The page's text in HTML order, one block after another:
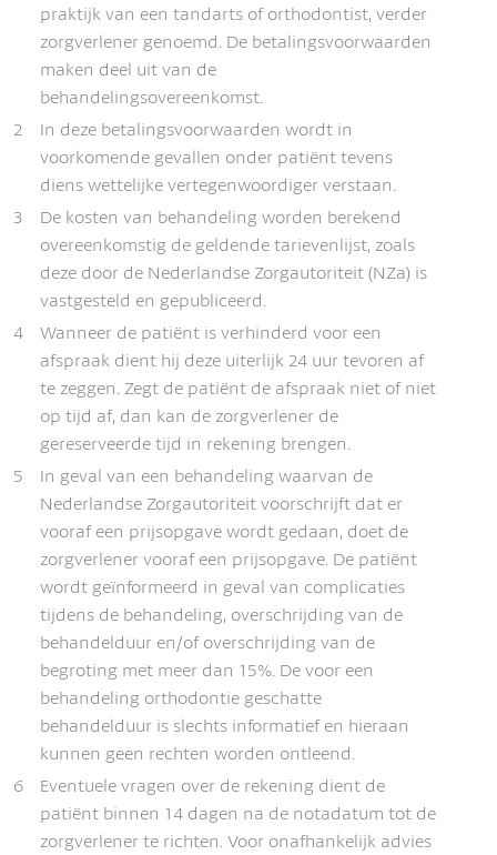
praktijk van een tandarts of orthodontist, verder
zorgverlener genoemd. De betalingsvoorwaarden
maken deel uit van de
behandelingsovereenkomst.
2
In deze betalingsvoorwaarden wordt in
voorkomende gevallen onder patiënt tevens
diens wettelijke vertegenwoordiger verstaan.
3
De kosten van behandeling worden berekend
overeenkomstig de geldende tarievenlijst, zoals
deze door de Nederlandse Zorgautoriteit (NZa) is
vastgesteld en gepubliceerd.
4
Wanneer de patiënt is verhinderd voor een
afspraak dient hij deze uiterlijk 24 uur tevoren af
te zeggen. Zegt de patiënt de afspraak niet of niet
op tijd af, dan kan de zorgverlener de
gereserveerde tijd in rekening brengen.
5
In geval van een behandeling waarvan de
Nederlandse Zorgautoriteit voorschrijft dat er
vooraf een prijsopgave wordt gedaan, doet de
zorgverlener vooraf een prijsopgave. De patiënt
wordt geïnformeerd in geval van complicaties
tijdens de behandeling, overschrijding van de
behandelduur en/of overschrijding van de
begroting met meer dan 15%. De voor een
behandeling orthodontie geschatte
behandelduur is slechts informatief en hieraan
kunnen geen rechten worden ontleend.
6
Eventuele vragen over de rekening dient de
patiënt binnen 14 dagen na de notadatum tot de
zorgverlener te richten. Voor onafhankelijk advies